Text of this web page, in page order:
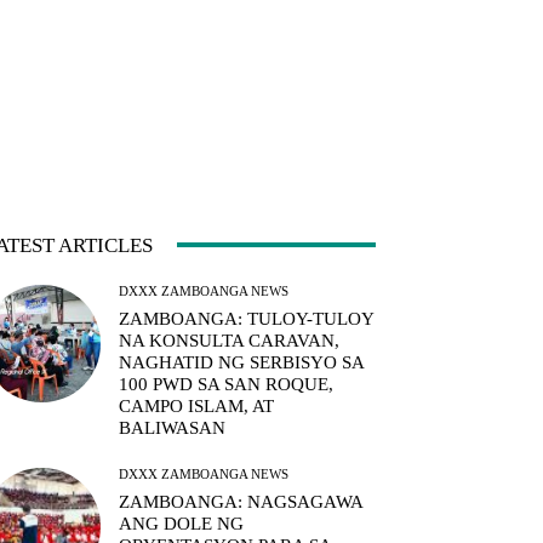
ARTICLES
DXXX ZAMBOANGA NEWS
ZAMBOANGA: TULOY-TULOY
NA KONSULTA CARAVAN,
NAGHATID NG SERBISYO SA
100 PWD SA SAN ROQUE,
CAMPO ISLAM, AT
BALIWASAN
DXXX ZAMBOANGA NEWS
ZAMBOANGA: NAGSAGAWA
ANG DOLE NG